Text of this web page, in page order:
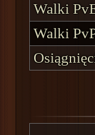
Walki
Walki